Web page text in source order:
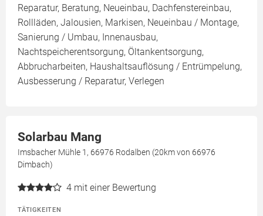
Reparatur, Beratung, Neueinbau, Dachfenstereinbau,
Rollläden, Jalousien, Markisen, Neueinbau / Montage,
Sanierung / Umbau, Innenausbau,
Nachtspeicherentsorgung, Öltankentsorgung,
Abbrucharbeiten, Haushaltsauflösung / Entrümpelung,
Ausbesserung / Reparatur, Verlegen
Solarbau Mang
Imsbacher Mühle 1, 66976 Rodalben (20km von 66976
Dimbach)
4 mit einer Bewertung
TÄTIGKEITEN